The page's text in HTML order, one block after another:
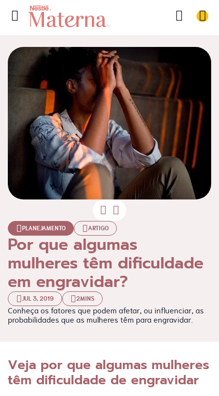
PLANEJAMENTO ARTIGO
Por que algumas
mulheres têm dificuldade
em engravidar?
JUL 3, 2019 2MINS
Conheça os fatores que podem afetar, ou influenciar, as
probabilidades que as mulheres têm para engravidar.
Veja por que algumas mulheres
têm dificuldade de engravidar